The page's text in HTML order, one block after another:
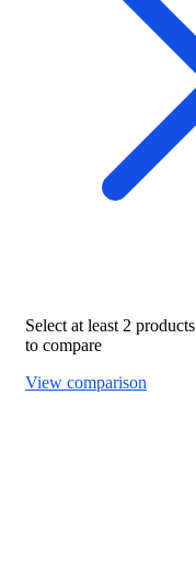
Select at least 2 products
to compare
View comparison